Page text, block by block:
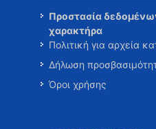
Προστασία
χαρακτήρα
Πολιτική για αρχεία
Δήλωση
Όροι χρήσης